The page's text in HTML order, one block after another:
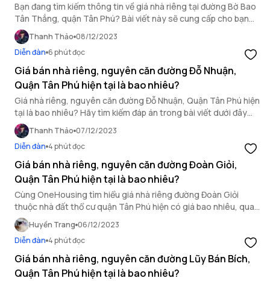
Bạn đang tìm kiếm thông tin về giá nhà riêng tại đường Bờ Bao
Tân Thắng, quận Tân Phú? Bài viết này sẽ cung cấp cho bạn
những thông tin cần thiết về giá cả hiện tại.
Thanh Thảo 08/12/2023
Diễn đàn 6 phút đọc
Giá bán nhà riêng, nguyên căn đường Đỗ Nhuận,
Quận Tân Phú hiện tại là bao nhiêu?
Giá nhà riêng, nguyên căn đường Đỗ Nhuận, Quận Tân Phú hiện
tại là bao nhiêu? Hãy tìm kiếm đáp án trong bài viết dưới đây
của OneHousing.
Thanh Thảo 07/12/2023
Diễn đàn 4 phút đọc
Giá bán nhà riêng, nguyên căn đường Đoàn Giỏi,
Quận Tân Phú hiện tại là bao nhiêu?
Cùng OneHousing tìm hiểu giá nhà riêng đường Đoàn Giỏi
thuộc nhà đất thổ cư quận Tân Phú hiện có giá bao nhiêu, qua
bài viết dưới đây.
Huyền Trang 06/12/2023
Diễn đàn 4 phút đọc
Giá bán nhà riêng, nguyên căn đường Lũy Bán Bích,
Quận Tân Phú hiện tại là bao nhiêu?